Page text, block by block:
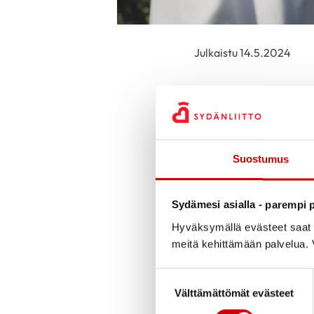
Suostumus
Sydämesi asialla - parempi
Hyväksymällä evästeet
meitä kehittämään
Välttämättömät evästeet
Julkaistu 14.5.2024
Paikka: Hotelli
Sydäntyön
ohjaajana,
Osallistumishinta
aamiaisineen,
Jos sydänyhdistys